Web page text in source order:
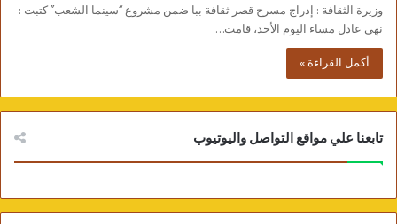
وزيرة الثقافة : إدراج مسرح قصر ثقافة ببا ضمن مشروع “سينما الشعب” كتبت :
نهي عادل مساء اليوم الأحد، قامت…
أكمل القراءة »
تابعنا علي مواقع التواصل واليوتيوب